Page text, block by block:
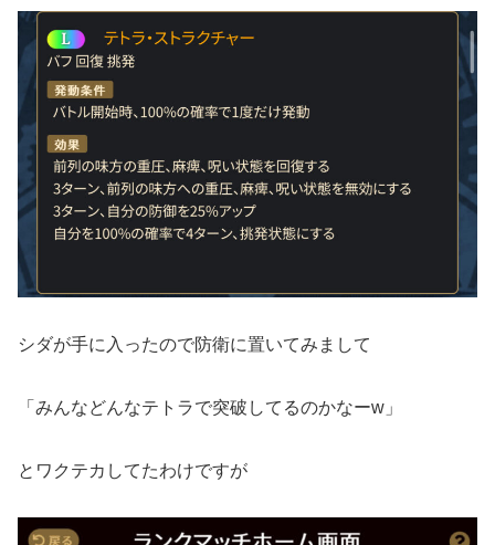
シダが手に入ったので防衛に置いてみまして
「みんなどんなテトラで突破してるのかなーw」
とワクテカしてたわけですが